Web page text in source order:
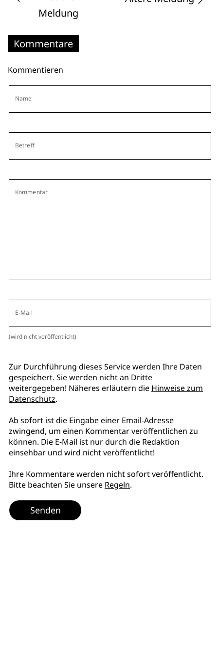
Meldung
Kommentare
Kommentieren
Name
Betreff
Kommentar
E-Mail
(wird nicht veröffentlicht)
Zur Durchführung dieses Service werden Ihre Daten
gespeichert. Sie werden nicht an Dritte
weitergegeben! Näheres erläutern die Hinweise zum
Datenschutz.
Ab sofort ist die Eingabe einer Email-Adresse
zwingend, um einen Kommentar veröffentlichen zu
können. Die E-Mail ist nur durch die Redaktion
einsehbar und wird nicht veröffentlicht!
Ihre Kommentare werden nicht sofort veröffentlicht.
Bitte beachten Sie unsere Regeln.
Senden